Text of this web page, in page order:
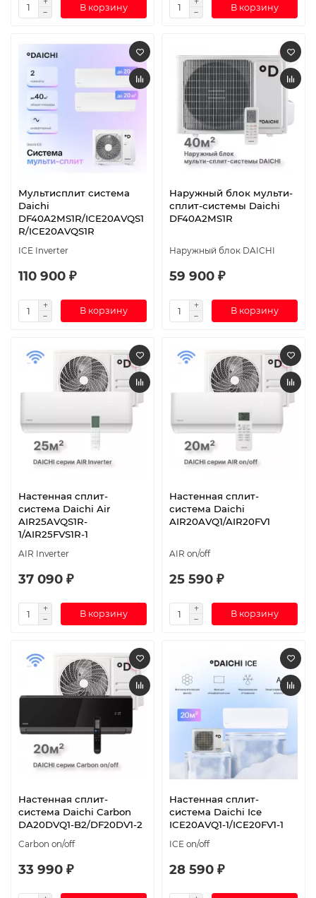
В корзину В корзину
Мультисплит система
Daichi
DF40A2MS1R/ICE20AVQS1
R/ICE20AVQS1R
ICE Inverter
110 900 ₽
В корзину
Наружный блок мульти-
сплит-системы Daichi
DF40A2MS1R
Наружный блок DAICHI
59 900 ₽
В корзину
Настенная сплит-
система Daichi Air
AIR25AVQS1R-
1/AIR25FVS1R-1
AIR Inverter
37 090 ₽
В корзину
Настенная сплит-
система Daichi
AIR20AVQ1/AIR20FV1
AIR on/off
25 590 ₽
В корзину
Настенная сплит-
система Daichi Carbon
DA20DVQ1-B2/DF20DV1-2
Carbon on/off
33 990 ₽
Настенная сплит-
система Daichi Ice
ICE20AVQ1-1/ICE20FV1-1
ICE on/off
28 590 ₽